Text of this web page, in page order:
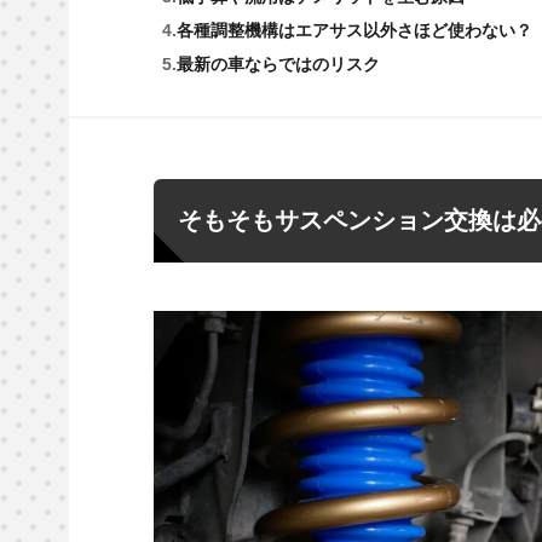
各種調整機構はエアサス以外さほど使わない？
最新の車ならではのリスク
そもそもサスペンション交換は